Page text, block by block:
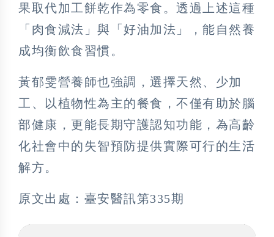
果取代加工餅乾作為零食。透過上述這種
「肉食減法」與「好油加法」，能自然養
成均衡飲食習慣。
黃郁雯營養師也強調，選擇天然、少加
工、以植物性為主的餐食，不僅有助於腦
部健康，更能長期守護認知功能，為高齡
化社會中的失智預防提供實際可行的生活
解方。
原文出處：臺安醫訊第335期